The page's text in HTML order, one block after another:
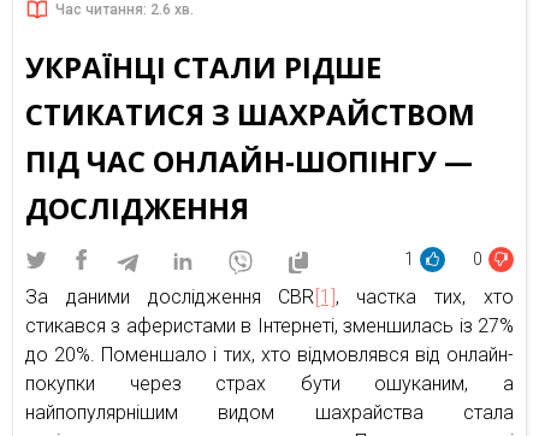
Час читання: 2.6 хв.
УКРАЇНЦІ СТАЛИ РІДШЕ
СТИКАТИСЯ З ШАХРАЙСТВОМ
ПІД ЧАС ОНЛАЙН-ШОПІНГУ —
ДОСЛІДЖЕННЯ
1 0
За даними дослідження CBR[1], частка тих, хто
стикався з аферистами в Інтернеті, зменшилась із 27%
до 20%. Поменшало і тих, хто відмовлявся від онлайн-
покупки через страх бути ошуканим, а
найпопулярнішим видом шахрайства стала